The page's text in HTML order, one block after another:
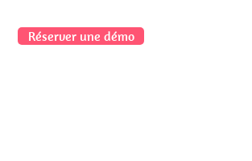
Réserver une démo